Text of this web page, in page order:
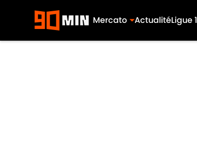
Mercato ActualitéLigue 1